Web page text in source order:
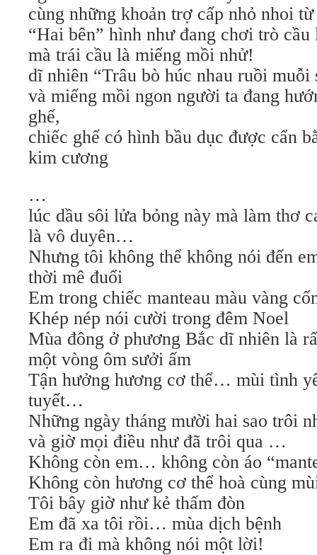
cùng những khoản trợ cấp nhỏ nhoi
“Hai bên” hình như đang chơi trò
mà trái cầu là miếng mồi nhử!
dĩ nhiên “Trâu bò húc nhau ruồi muỗi
và miếng mồi ngon người ta đang
ghế,
chiếc ghế có hình bầu dục được cẩn
kim cương
…
lúc dầu sôi lửa bỏng này mà làm thơ
là vô duyên…
Nhưng tôi không thể không nói đến
thời mê đuối
Em trong chiếc manteau màu vàng
Khép nép nói cười trong đêm Noel
Mùa đông ở phương Bắc dĩ nhiên là
một vòng ôm sưởi ấm
Tận hưởng hương cơ thể… mùi tình
tuyết…
Những ngày tháng mười hai sao trôi
và giờ mọi điều như đã trôi qua …
Không còn em… không còn áo
Không còn hương cơ thể hoà cùng
Tôi bây giờ như kẻ thấm đòn
Em đã xa tôi rồi… mùa dịch bệnh
Em ra đi mà không nói một lời!